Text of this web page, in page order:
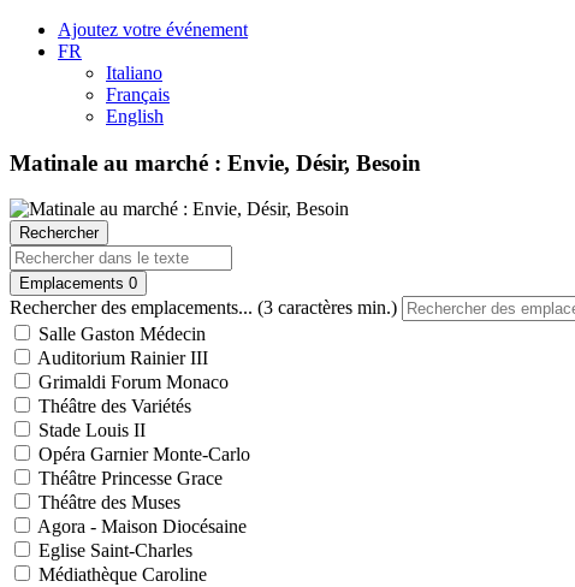
Ajoutez votre événement
FR
Italiano
Français
English
Matinale au marché : Envie, Désir, Besoin
Rechercher
Emplacements 0
Rechercher des emplacements... (3 caractères min.)
Salle Gaston Médecin
Auditorium Rainier III
Grimaldi Forum Monaco
Théâtre des Variétés
Stade Louis II
Opéra Garnier Monte-Carlo
Théâtre Princesse Grace
Théâtre des Muses
Agora - Maison Diocésaine
Eglise Saint-Charles
Médiathèque Caroline